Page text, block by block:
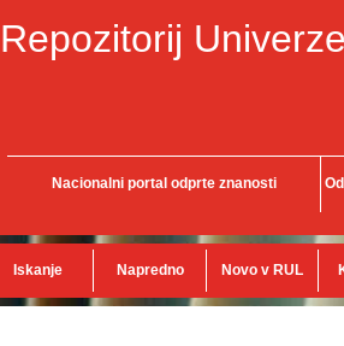
Repozitorij
Nacionalni portal odprte znanosti
Iskanje Napredno Novo v RUL